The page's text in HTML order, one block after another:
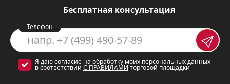
Бесплатная консультация
Телефон
Я даю согласие на обработку моих персональных данных
в соответствии С ПРАВИЛАМИ торговой площадки